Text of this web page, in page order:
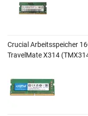
Crucial Arbeitsspeicher
TravelMate X314